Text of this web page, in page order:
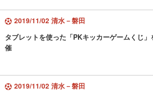
2019/11/02 清水－磐田
タブレットを使った「PKキッカーゲームくじ」
催
2019/11/02 清水－磐田